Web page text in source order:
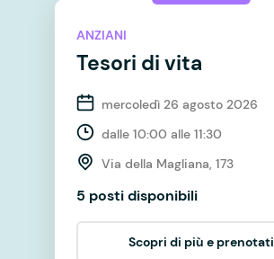
ANZIANI
Tesori di vita
mercoledì 26 agosto 2026
dalle 10:00 alle 11:30
Via della Magliana, 173
5 posti disponibili
Scopri di più e prenotati